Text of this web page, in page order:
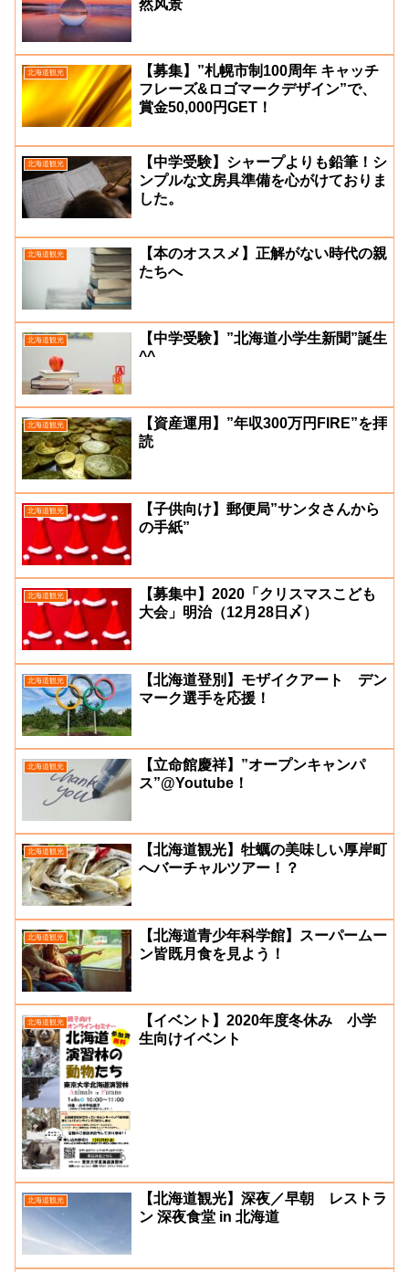
然风景
北海道観光
【募集】”札幌市制100周年 キャッチ
フレーズ&ロゴマークデザイン”で、
賞金50,000円GET！
北海道観光
【中学受験】シャープよりも鉛筆！シ
ンプルな文房具準備を心がけておりま
した。
北海道観光
【本のオススメ】正解がない時代の親
たちへ
北海道観光
【中学受験】”北海道小学生新聞”誕生
^^
北海道観光
【資産運用】”年収300万円FIRE”を拝
読
北海道観光
【子供向け】郵便局”サンタさんから
の手紙”
北海道観光
【募集中】2020「クリスマスこども
大会」明治（12月28日〆）
北海道観光
【北海道登別】モザイクアート デン
マーク選手を応援！
北海道観光
【立命館慶祥】”オープンキャンパ
ス”@Youtube！
北海道観光
【北海道観光】牡蠣の美味しい厚岸町
へバーチャルツアー！？
北海道観光
【北海道青少年科学館】スーパームー
ン皆既月食を見よう！
北海道観光
【イベント】2020年度冬休み 小学
生向けイベント
北海道観光
【北海道観光】深夜／早朝 レストラ
ン 深夜食堂 in 北海道